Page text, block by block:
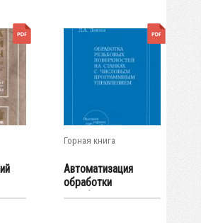
Горная книга
Автоматизация
обработки
резьбовых